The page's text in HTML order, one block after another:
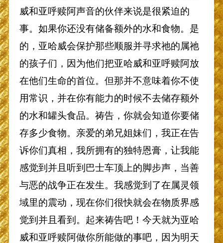
威和亚呼赎阿声音的伙伴来说是很紧迫的
事。如果你还没有储备额外的水和食物。是
的，亚哈威会保护那些顺服并寻求祂的属祂
的孩子们，因为他们把亚哈威和亚呼赎阿放
在他们生命的首位。但那并不意味着你不使
用常识，并在你有能力的时候不去储存额外
的水和罐头食品。祷告，你就会知道你要储
存多少食物。亲爱的弟兄姐妹们，我正在告
诉你们真相，我所拥有的独特恩膏，让我能
感觉到并且听到巴士车顶上的脚步声，当善
与恶的战争正在发生。我感觉到了在属灵领
域里的震动，现在你们很快就会在物质界感
觉到并且看到。起来祷告吧！今天就为亚哈
威和亚呼赎阿做你所能做的事吧，因为明天